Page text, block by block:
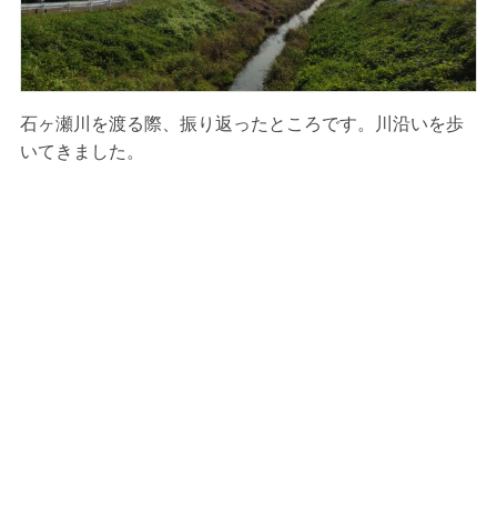
石ヶ瀬川を渡る際、振り返ったところです。川沿いを歩
いてきました。